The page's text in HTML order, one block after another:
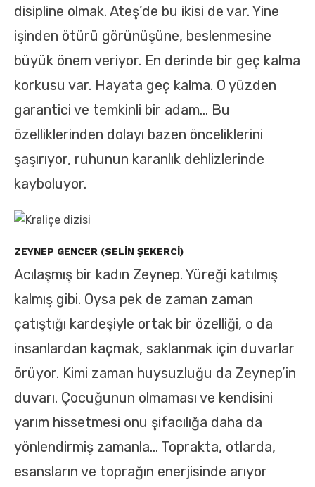
disipline olmak. Ateş’de bu ikisi de var. Yine
işinden ötürü görünüşüne, beslenmesine
büyük önem veriyor. En derinde bir geç kalma
korkusu var. Hayata geç kalma. O yüzden
garantici ve temkinli bir adam… Bu
özelliklerinden dolayı bazen önceliklerini
şaşırıyor, ruhunun karanlık dehlizlerinde
kayboluyor.
ZEYNEP GENCER (SELIN ŞEKERCI)
Acılaşmış bir kadın Zeynep. Yüreği katılmış
kalmış gibi. Oysa pek de zaman zaman
çatıştığı kardeşiyle ortak bir özelliği, o da
insanlardan kaçmak, saklanmak için duvarlar
örüyor. Kimi zaman huysuzluğu da Zeynep’in
duvarı. Çocuğunun olmaması ve kendisini
yarım hissetmesi onu şifacılığa daha da
yönlendirmiş zamanla… Toprakta, otlarda,
esansların ve toprağın enerjisinde arıyor